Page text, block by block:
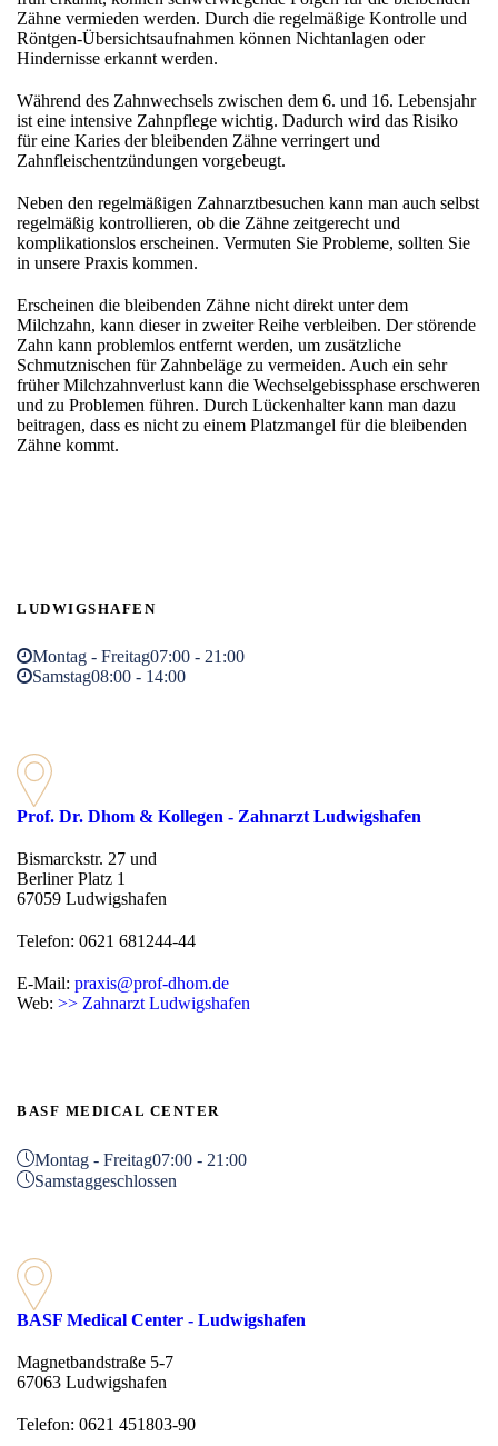
Zähne vermieden werden. Durch die regelmäßige Kontrolle und
Röntgen-Übersichtsaufnahmen können Nichtanlagen oder
Hindernisse erkannt werden.
Während des Zahnwechsels zwischen dem 6. und 16. Lebensjahr
ist eine intensive Zahnpflege wichtig. Dadurch wird das Risiko
für eine Karies der bleibenden Zähne verringert und
Zahnfleischentzündungen vorgebeugt.
Neben den regelmäßigen Zahnarztbesuchen kann man auch selbst
regelmäßig kontrollieren, ob die Zähne zeitgerecht und
komplikationslos erscheinen. Vermuten Sie Probleme, sollten Sie
in unsere Praxis kommen.
Erscheinen die bleibenden Zähne nicht direkt unter dem
Milchzahn, kann dieser in zweiter Reihe verbleiben. Der störende
Zahn kann problemlos entfernt werden, um zusätzliche
Schmutznischen für Zahnbeläge zu vermeiden. Auch ein sehr
früher Milchzahnverlust kann die Wechselgebissphase erschweren
und zu Problemen führen. Durch Lückenhalter kann man dazu
beitragen, dass es nicht zu einem Platzmangel für die bleibenden
Zähne kommt.
LUDWIGSHAFEN
Montag - Freitag07:00 - 21:00
Samstag08:00 - 14:00
Prof. Dr. Dhom & Kollegen - Zahnarzt Ludwigshafen
Bismarckstr. 27 und
Berliner Platz 1
67059 Ludwigshafen
Telefon: 0621 681244-44
E-Mail: praxis@prof-dhom.de
Web: >> Zahnarzt Ludwigshafen
BASF MEDICAL CENTER
Montag - Freitag07:00 - 21:00
Samstaggeschlossen
BASF Medical Center - Ludwigshafen
Magnetbandstraße 5-7
67063 Ludwigshafen
Telefon: 0621 451803-90